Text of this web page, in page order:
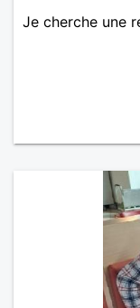
Je cherche une